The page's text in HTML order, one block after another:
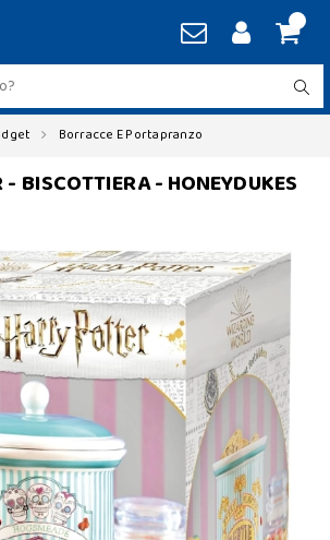
Borracce E Portapranzo
- BISCOTTIERA - HONEYDUKES